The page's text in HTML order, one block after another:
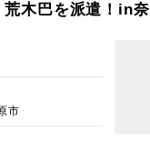
荒木巴を派遣！in
市